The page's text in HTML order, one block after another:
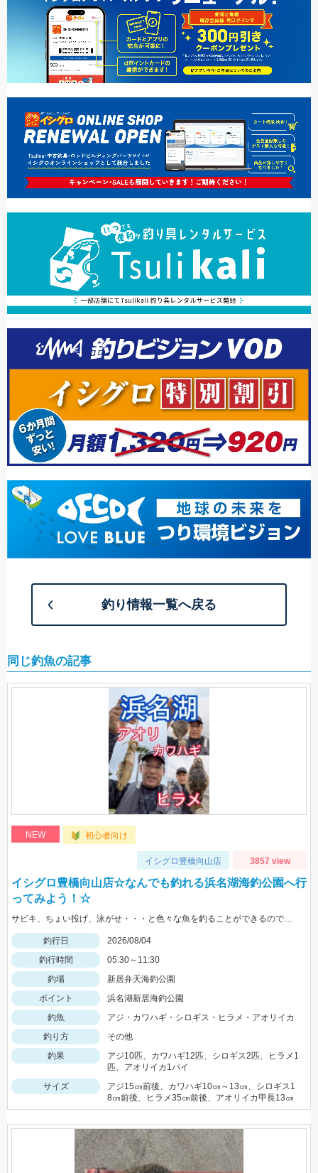
釣り情報一覧へ戻る
同じ釣魚の記事
NEW 初心者向け
イシグロ豊橋向山店 3857 view
イシグロ豊橋向山店☆なんでも釣れる浜名湖海釣公園へ行
ってみよう！☆
釣行日
2026/08/04
釣行時間
05:30～11:30
釣場
新居弁天海釣公園
ポイント
浜名湖新居海釣公園
釣魚
アジ・カワハギ・シロギス・ヒラメ・アオリイカ
釣り方
その他
釣果
アジ10匹、カワハギ12匹、シロギス2匹、ヒラメ1
匹、アオリイカ1パイ
サイズ
アジ15㎝前後、カワハギ10㎝～13㎝、シロギス1
8㎝前後、ヒラメ35㎝前後、アオリイカ甲長13㎝